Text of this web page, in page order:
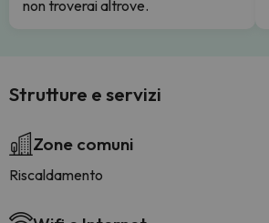
non troverai altrove.
Strutture e servizi
Zone comuni
Riscaldamento